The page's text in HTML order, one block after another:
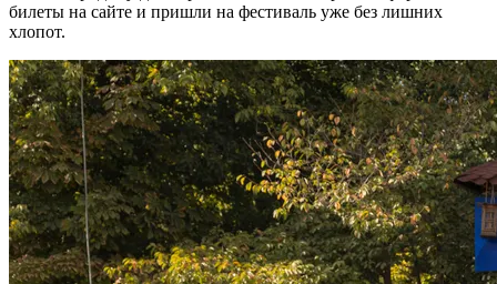
билеты на сайте и пришли на фестиваль уже без лишних
хлопот.